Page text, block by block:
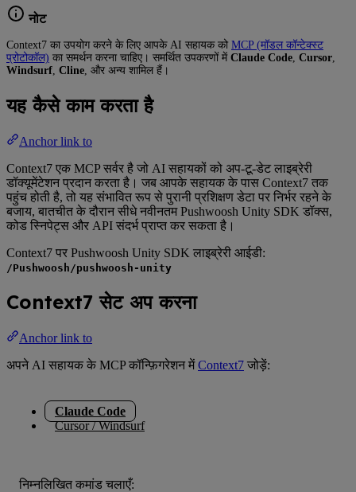
नोट
Context7 का उपयोग करने के लिए आपके AI सहायक को MCP (मॉडल कॉन्टेक्स्ट
प्रोटोकॉल) का समर्थन करना चाहिए। समर्थित उपकरणों में Claude Code Cursor
Windsurf Cline , और अन्य शामिल हैं।
यह कैसे काम करता है
Anchor link to
Context7 एक MCP सर्वर है जो AI सहायकों को अप-टू-डेट लाइब्रेरी
डॉक्यूमेंटेशन प्रदान करता है। जब आपके सहायक के पास Context7 तक
पहुंच होती है, तो यह संभावित रूप से पुरानी प्रशिक्षण डेटा पर निर्भर रहने के
बजाय, बातचीत के दौरान सीधे नवीनतम Pushwoosh Unity SDK डॉक्स,
कोड स्निपेट्स और API संदर्भ प्राप्त कर सकता है।
Context7 पर Pushwoosh Unity SDK लाइब्रेरी आईडी:
/Pushwoosh/pushwoosh-unity
Context7 सेट अप करना
Anchor link to
अपने AI सहायक के MCP कॉन्फ़िगरेशन मेंContext7 जोड़ें:
Claude Code
Cursor / Windsurf
निम्नलिखित कमांड चलाएँ: